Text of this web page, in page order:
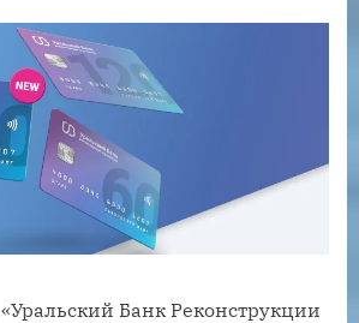
«Уральский Банк Реконструкции